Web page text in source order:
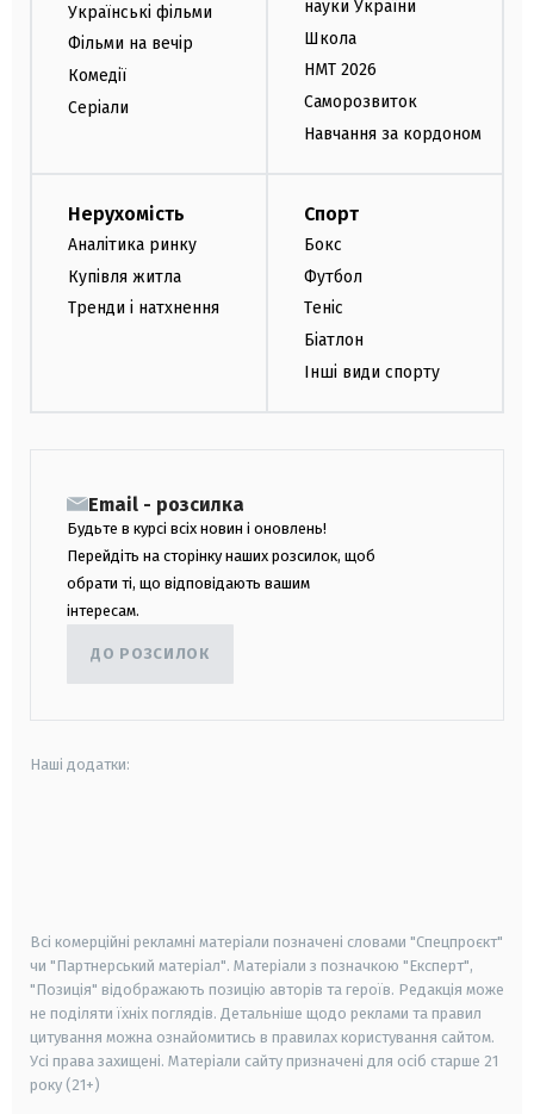
Українські фільми
Фільми на вечір
Комедії
Серіали
науки України
Школа
НМТ 2026
Саморозвиток
Навчання за кордоном
Нерухомість
Аналітика ринку
Купівля житла
Тренди і натхнення
Спорт
Бокс
Футбол
Теніс
Біатлон
Інші види спорту
Email - розсилка
Будьте в курсі всіх новин і оновлень!
Перейдіть на сторінку наших розсилок, щоб
обрати ті, що відповідають вашим
інтересам.
ДО РОЗСИЛОК
Наші додатки:
Всі комерційні рекламні матеріали позначені словами "Спецпроєкт"
чи "Партнерський матеріал". Матеріали з позначкою "Експерт",
"Позиція" відображають позицію авторів та героїв. Редакція може
не поділяти їхніх поглядів. Детальніше щодо реклами та правил
цитування можна ознайомитись в правилах користування сайтом.
Усі права захищені. Матеріали сайту призначені для осіб старше 21
року (21+)